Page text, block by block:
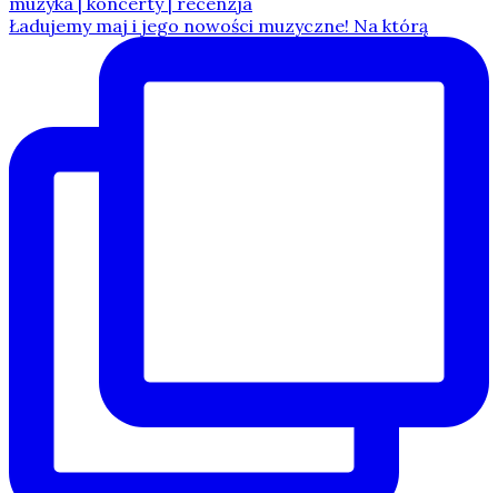
Ładujemy maj i jego nowości muzyczne! Na którą